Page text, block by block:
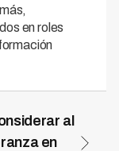
en roles
al
en